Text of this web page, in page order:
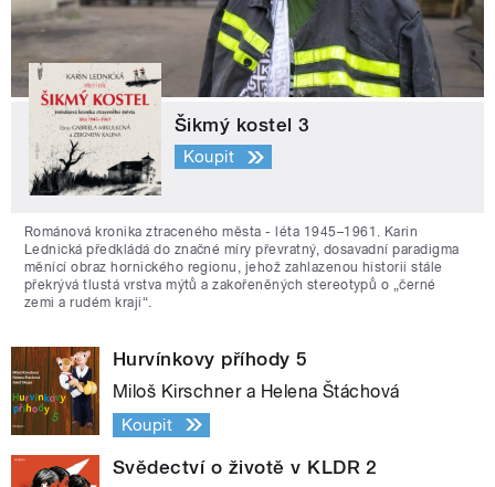
Šikmý kostel 3
Koupit
Románová kronika ztraceného města - léta 1945–1961. Karin
Lednická předkládá do značné míry převratný, dosavadní paradigma
měnící obraz hornického regionu, jehož zahlazenou historii stále
překrývá tlustá vrstva mýtů a zakořeněných stereotypů o „černé
zemi a rudém kraji“.
Hurvínkovy příhody 5
Miloš Kirschner a Helena Štáchová
Koupit
Svědectví o životě v KLDR 2